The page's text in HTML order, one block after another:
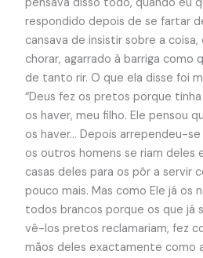
respondido depois de se fartar
cansava de insistir sobre a coisa,
chorar, agarrado à barriga como
de tanto rir. O que ela disse foi
“Deus fez os pretos porque
os haver, meu filho. Ele pensou
os haver… Depois arrependeu-
os outros homens se riam deles
casas deles para os pôr a servir
pouco mais. Mas como Ele já os
todos brancos porque os que já
vê-los pretos reclamariam, fez
mãos deles exactamente como